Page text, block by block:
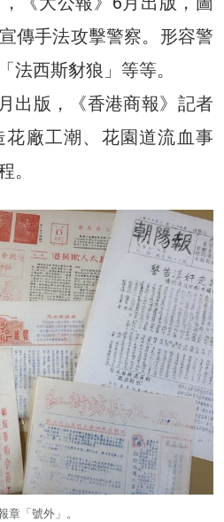
傳手法攻擊警察。形容警
法西斯豺狼」等等。
出版，《香港商報》記者
廠工潮、花園道流血事
。
章「號外」。